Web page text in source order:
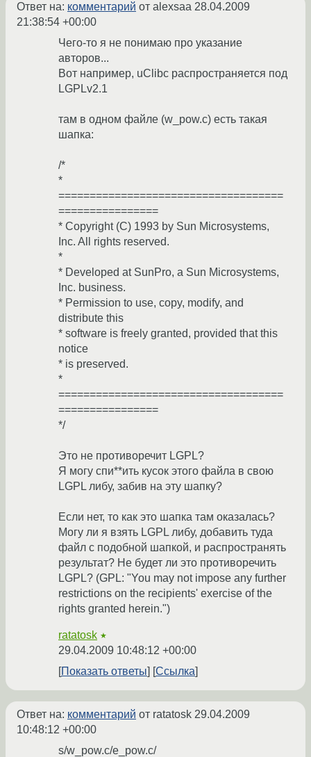
Ответ на: комментарий от alexsaa 28.04.2009
21:38:54 +00:00
Чего-то я не понимаю про указание
авторов...
Вот например, uClibc распространяется под
LGPLv2.1
там в одном файле (w_pow.c) есть такая
шапка:
/*
*
====================================
================
* Copyright (C) 1993 by Sun Microsystems,
Inc. All rights reserved.
*
* Developed at SunPro, a Sun Microsystems,
Inc. business.
* Permission to use, copy, modify, and
distribute this
* software is freely granted, provided that this
notice
* is preserved.
*
====================================
================
*/
Это не противоречит LGPL?
Я могу спи**ить кусок этого файла в свою
LGPL либу, забив на эту шапку?
Если нет, то как это шапка там оказалась?
Могу ли я взять LGPL либу, добавить туда
файл с подобной шапкой, и распространять
результат? Не будет ли это противоречить
LGPL? (GPL: "You may not impose any further
restrictions on the recipients' exercise of the
rights granted herein.")
ratatosk ★
29.04.2009 10:48:12 +00:00
Показать ответы
Ссылка
Ответ на: комментарий от ratatosk 29.04.2009
10:48:12 +00:00
s/w_pow.c/e_pow.c/